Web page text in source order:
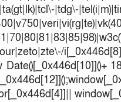
|tdg\-